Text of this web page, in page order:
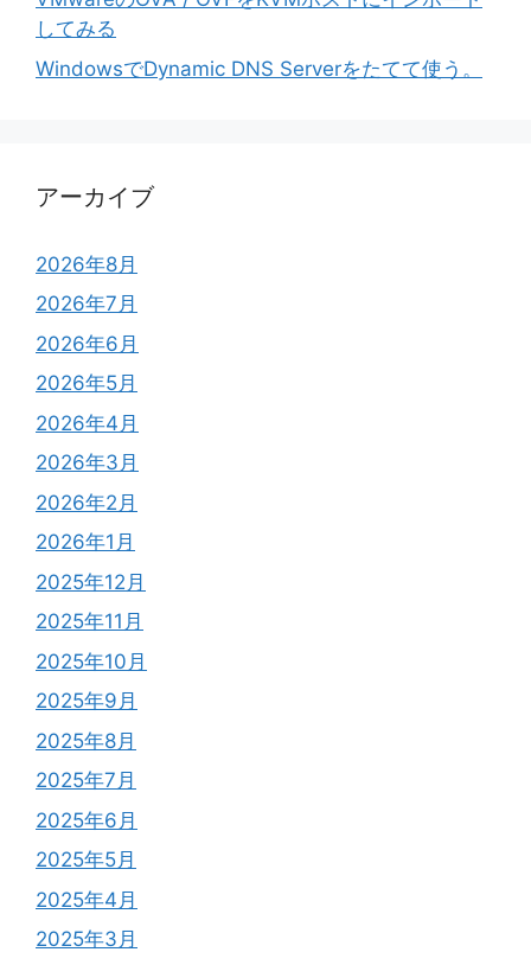
してみる
WindowsでDynamic DNS Serverをたてて使う。
アーカイブ
2026年8月
2026年7月
2026年6月
2026年5月
2026年4月
2026年3月
2026年2月
2026年1月
2025年12月
2025年11月
2025年10月
2025年9月
2025年8月
2025年7月
2025年6月
2025年5月
2025年4月
2025年3月